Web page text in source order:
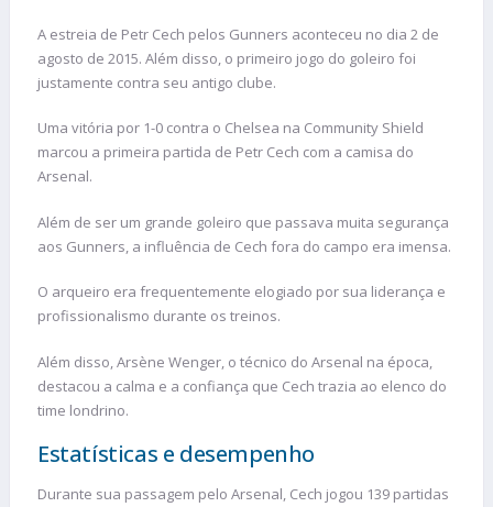
A estreia de Petr Cech pelos Gunners aconteceu no dia 2 de
agosto de 2015. Além disso, o primeiro jogo do goleiro foi
justamente contra seu antigo clube.
Uma vitória por 1-0 contra o Chelsea na Community Shield
marcou a primeira partida de Petr Cech com a camisa do
Arsenal.
Além de ser um grande goleiro que passava muita segurança
aos Gunners, a influência de Cech fora do campo era imensa.
O arqueiro era frequentemente elogiado por sua liderança e
profissionalismo durante os treinos.
Além disso, Arsène Wenger, o técnico do Arsenal na época,
destacou a calma e a confiança que Cech trazia ao elenco do
time londrino.
Estatísticas e desempenho
Durante sua passagem pelo Arsenal, Cech jogou 139 partidas